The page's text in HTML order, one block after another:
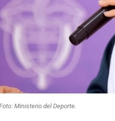
Ministerio del Deporte.